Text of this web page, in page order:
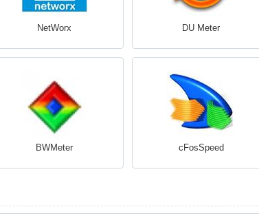
NetWorx DU Meter
BWMeter cFosSpeed